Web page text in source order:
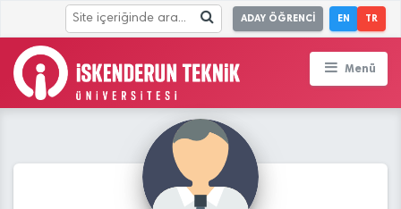
ADAY ÖĞRENCİ EN TR
Menü